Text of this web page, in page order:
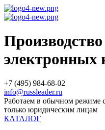
электронных
+7 (495) 984-68-02
info@russleader.ru
Работаем в обычном режиме
только юридическим лицам
КАТАЛОГ